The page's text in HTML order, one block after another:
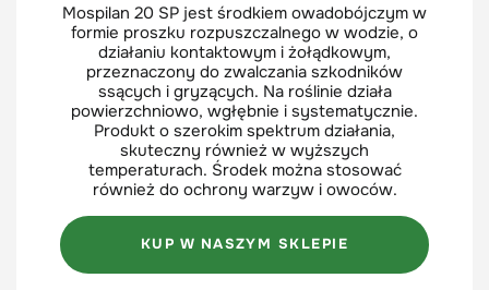
Mospilan 20 SP jest środkiem owadobójczym w
formie proszku rozpuszczalnego w wodzie, o
działaniu kontaktowym i żołądkowym,
przeznaczony do zwalczania szkodników
ssących i gryzących. Na roślinie działa
powierzchniowo, wgłębnie i systematycznie.
Produkt o szerokim spektrum działania,
skuteczny również w wyższych
temperaturach. Środek można stosować
również do ochrony warzyw i owoców.
KUP W NASZYM SKLEPIE